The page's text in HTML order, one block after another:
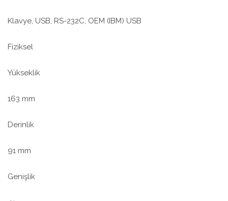
Klavye, USB, RS-232C, OEM (IBM) USB
Fiziksel
Yükseklik
163 mm
Derinlik
91 mm
Genişlik